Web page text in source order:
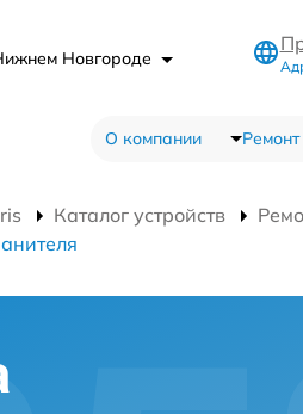
Новгороде
О компании Ремонт
Каталог устройств